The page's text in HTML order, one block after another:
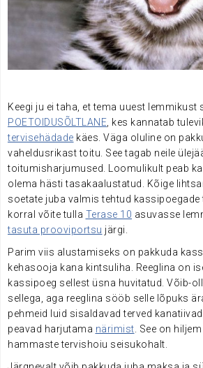
Keegi ju ei taha, et tema uuest lemmikust
POETOIDUSÕLTLANE, kes kannatab
tervisehädade käes. Väga oluline on
vaheldusrikast toitu. See tagab neile
toitumisharjumused. Loomulikult peab
olema hästi tasakaalustatud. Kõige
soetate juba valmis tehtud
korral võite tulla Terase 10 asuvasse
tasuta prooviportsu järgi.
Parim viis alustamiseks on pakkuda
kehasooja kana kintsuliha. Reeglina on
kassipoeg sellest üsna huvitatud. Võib-
sellega, aga reeglina sööb selle lõpuks
pehmeid luid sisaldavad terved
peavad harjutama närimist. See on
hammaste tervishoiu seisukohalt.